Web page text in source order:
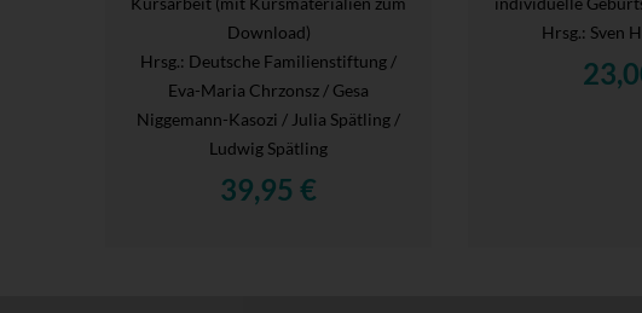
Download)
Hrsg.: Deutsche Familienstiftung /
Eva-Maria Chrzonsz / Gesa
Niggemann-Kasozi / Julia Spätling /
Ludwig Spätling
39,95 €
Hrsg.: Sven